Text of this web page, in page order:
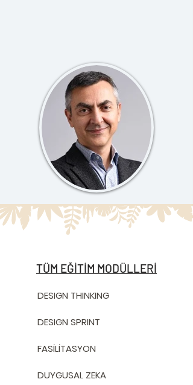
TÜM EĞİTİM MODÜLLERİ
DESIGN THINKING
DESIGN SPRINT
FASİLİTASYON
DUYGUSAL ZEKA